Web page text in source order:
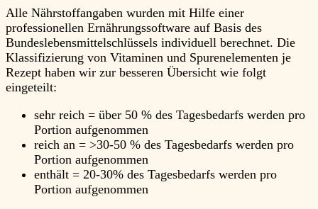
Alle Nährstoffangaben wurden mit Hilfe einer
professionellen Ernährungssoftware auf Basis des
Bundeslebensmittelschlüssels individuell berechnet. Die
Klassifizierung von Vitaminen und Spurenelementen je
Rezept haben wir zur besseren Übersicht wie folgt
eingeteilt:
sehr reich = über 50 % des Tagesbedarfs werden pro
Portion aufgenommen
reich an = >30-50 % des Tagesbedarfs werden pro
Portion aufgenommen
enthält = 20-30% des Tagesbedarfs werden pro
Portion aufgenommen